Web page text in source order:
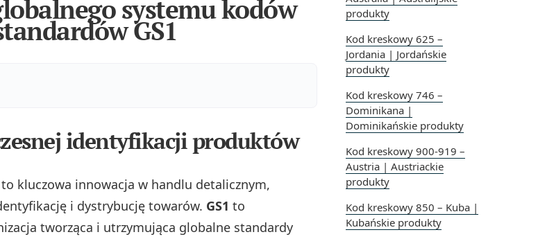
produkty
Kod kreskowy 625 –
Jordania | Jordańskie
produkty
Kod kreskowy 746 –
Dominikana |
Dominikańskie produkty
Kod kreskowy 900-919 –
Austria | Austriackie
produkty
Kod kreskowy 850 – Kuba |
Kubańskie produkty
systemu kodów
GS1
identyfikacji produktów
kluczowa innowacja w handlu detalicznym,
i dystrybucję towarów. GS1 to
tworząca i utrzymująca globalne standardy